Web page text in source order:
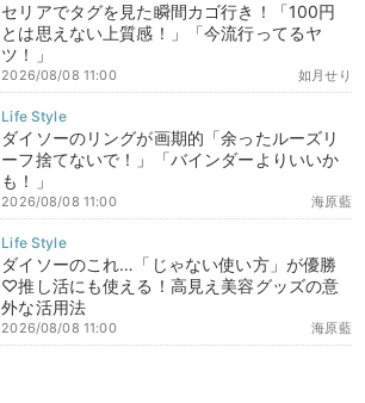
セリアでタグを見た瞬間カゴ行き！「100円
とは思えない上質感！」「今流行ってるヤ
ツ！」
如月せり
2026/08/08 11:00
ダイソーのリングが画期的「余ったルーズリ
ーフ捨てないで！」「バインダーよりいいか
も！」
海原藍
2026/08/08 11:00
ダイソーのこれ…「じゃない使い方」が優勝
♡推し活にも使える！高見え美容グッズの意
外な活用法
海原藍
2026/08/08 11:00